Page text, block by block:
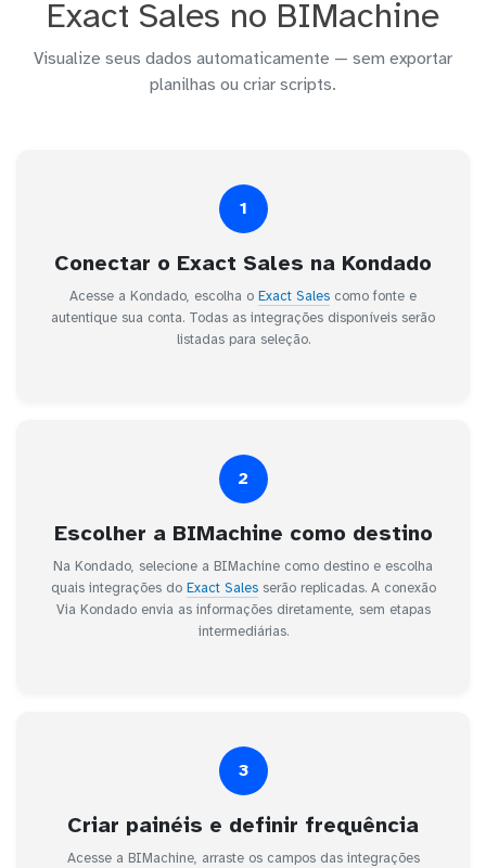
Exact Sales no BIMachine
Visualize seus dados automaticamente — sem exportar
planilhas ou criar scripts.
1
Conectar o Exact Sales na Kondado
Acesse a Kondado, escolha o Exact Sales como fonte e
autentique sua conta. Todas as integrações disponíveis serão
listadas para seleção.
2
Escolher a BIMachine como destino
Na Kondado, selecione a BIMachine como destino e escolha
quais integrações do Exact Salesserão replicadas. A conexão
Via Kondado envia as informações diretamente, sem etapas
intermediárias.
3
Criar painéis e definir frequência
Acesse a BIMachine, arraste os campos das integrações